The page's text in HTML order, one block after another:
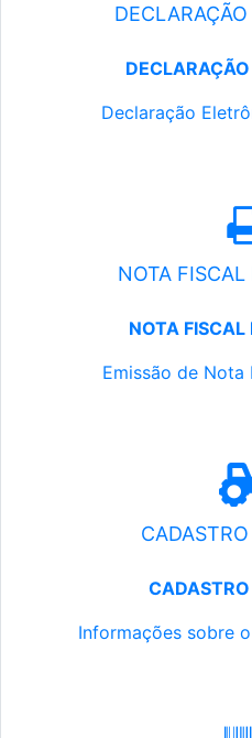
Declaração
NOTA
NOTA
Emissão de Nota
Informações sobre